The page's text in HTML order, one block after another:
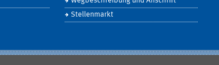
Stellenmarkt